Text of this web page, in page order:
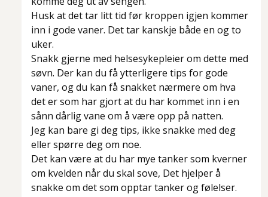
Husk at det tar litt tid før kroppen igjen kommer
inn i gode vaner. Det tar kanskje både en og to
uker.
Snakk gjerne med helsesykepleier om dette med
søvn. Der kan du få ytterligere tips for gode
vaner, og du kan få snakket nærmere om hva
det er som har gjort at du har kommet inn i en
sånn dårlig vane om å være opp på natten.
Jeg kan bare gi deg tips, ikke snakke med deg
eller spørre deg om noe.
Det kan være at du har mye tanker som kverner
om kvelden når du skal sove, Det hjelper å
snakke om det som opptar tanker og følelser.